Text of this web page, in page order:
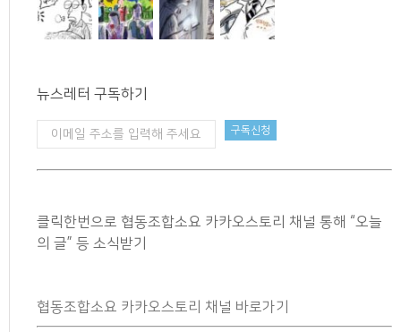
뉴스레터 구독하기
클릭한번으로 협동조합소요 카카오스토리 채널 통해 “오늘
의 글” 등 소식받기
협동조합소요 카카오스토리 채널 바로가기